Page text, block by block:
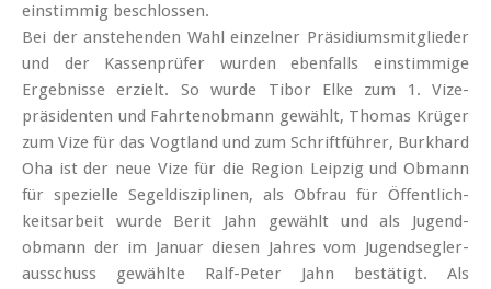
einstimmig beschlossen.
Bei der anstehenden Wahl einzelner Präsidiums­mitglieder
und der Kassen­prüfer wurden ebenfalls einstimmige
Ergebnisse erzielt. So wurde Tibor Elke zum 1. Vize­
präsidenten und Fahrten­obmann gewählt, Thomas Krüger
zum Vize für das Vogtland und zum Schrift­führer, Burkhard
Oha ist der neue Vize für die Region Leipzig und Obmann
für spezielle Segel­disziplinen, als Obfrau für Öffentlich­
keits­arbeit wurde Berit Jahn gewählt und als Jugend­
obmann der im Januar diesen Jahres vom Jugend­segler­
ausschuss gewählte Ralf-Peter Jahn bestätigt. Als